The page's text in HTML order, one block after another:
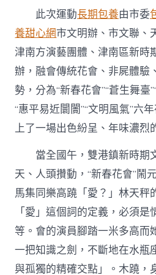
此次運動長期包養由市委
養甜心網市文明辦、市文聯、
津南方演藝團體、津南區新時
辦，融會傳統花會、非屍體驗
勢，分為“新春花會”“蒼生舞臺
“惠平易近闤闠”“文明風氣”六
上了一場出色紛呈、年味濃烈
當全國午，雙港鎮新時期
天、人頭攢動，“新春花會”鬧
馬集同樂高蹺「愛？」林天秤
「愛」這個詞的定義，必須是
等。會的演員腳踏一米多高而
一把知識之劍，不斷地在水瓶
與孤獨的精確交點」。木蹺，